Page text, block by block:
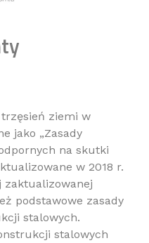
ziemi w
jako „Zasady
na skutki
w 2018 r.
zaktualizowanej
podstawowe zasady
stalowych.
stalowych